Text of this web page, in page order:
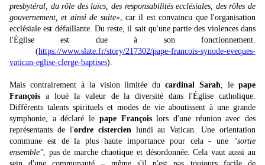
presbytéral, du rôle des laïcs, des responsabilités ecclésiales, des rôles de
gouvernement, et ainsi de suite», car il est convaincu que l'organisation
ecclésiale est défaillante. Du reste, il sait qu'une partie des violences dans
l'Église est due à son fonctionnement.
(https://www.slate.fr/story/217302/pape-francois-synode-eveques-
vatican-eglise-clerge-baptises).
Mais contrairement à la vision limitée ducardinal Sarah, lepape
François a loué la valeur de la diversité dans l'Église catholique.
Différents talents spirituels et modes de vie aboutissent à une grande
symphonie, a déclaré le pape Françoislors d'une réunion avec des
représentants de l'ordre cistercienlundi au Vatican. Une orientation
commune est de la plus haute importance pour cela - une "sortie
ensemble", pas de marche chaotique et désordonnée. Cela vaut aussi au